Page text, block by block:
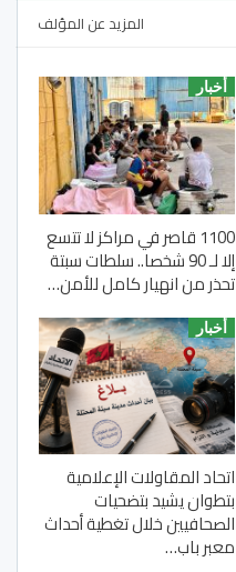
المزيد عن المؤلف
أخبار
1100 قاصر في مراكز لا تتسع
إلا لـ 90 شخصا.. سلطات سبتة
تحذر من انهيار كامل للأمن…
أخبار
اتحاد المقاولات الإعلامية
بتطوان يشيد بتضحيات
الصحافيين خلال تغطية أحداث
معبر باب…